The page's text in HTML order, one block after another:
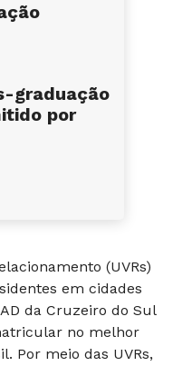
(UVRs)
em cidades
da Cruzeiro do Sul
no melhor
Por meio das UVRs,
graduação
por